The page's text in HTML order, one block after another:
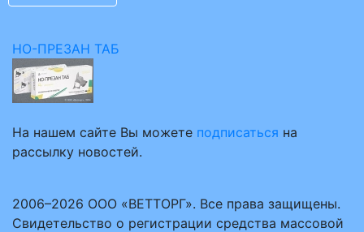
НО-ПРЕЗАН ТАБ
На нашем сайте Вы можете подписаться на
рассылку новостей.
2006–2026 ООО «ВЕТТОРГ». Все права защищены.
Свидетельство о регистрации средства массовой